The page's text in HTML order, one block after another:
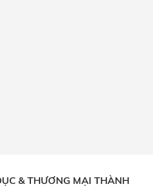
& THƯƠNG MẠI THÀNH